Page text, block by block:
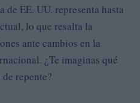
de EE. UU. representa hasta
lo que resalta la
ante cambios en la
¿Te imaginas qué
repente?